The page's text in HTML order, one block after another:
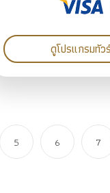
ดูโปรแกรมทัว
5 6 7